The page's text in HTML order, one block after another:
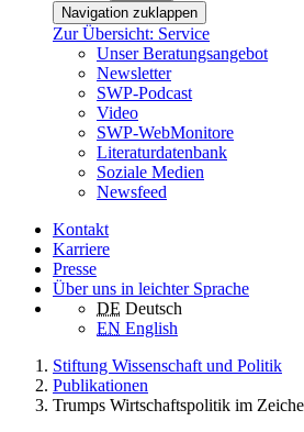
Navigation zuklappen
Zur Übersicht: Service
Unser Beratungsangebot
Newsletter
SWP-Podcast
Video
SWP-WebMonitore
Literaturdatenbank
Soziale Medien
Newsfeed
Kontakt
Karriere
Presse
Über uns in leichter Sprache
DE Deutsch
EN English
Stiftung Wissenschaft und Politik
Publikationen
Trumps Wirtschaftspolitik im